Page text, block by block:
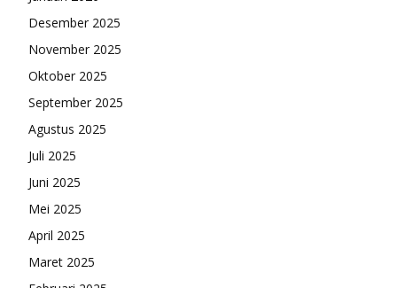
Desember 2025
November 2025
Oktober 2025
September 2025
Agustus 2025
Juli 2025
Juni 2025
Mei 2025
April 2025
Maret 2025